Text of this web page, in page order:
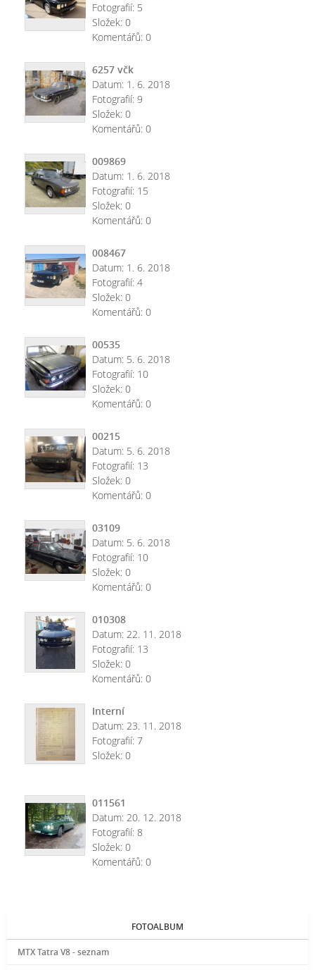
Fotografií: 5
Složek: 0
Komentářů: 0
6257 včk
Datum: 1. 6. 2018
Fotografií: 9
Složek: 0
Komentářů: 0
009869
Datum: 1. 6. 2018
Fotografií: 15
Složek: 0
Komentářů: 0
008467
Datum: 1. 6. 2018
Fotografií: 4
Složek: 0
Komentářů: 0
00535
Datum: 5. 6. 2018
Fotografií: 10
Složek: 0
Komentářů: 0
00215
Datum: 5. 6. 2018
Fotografií: 13
Složek: 0
Komentářů: 0
03109
Datum: 5. 6. 2018
Fotografií: 10
Složek: 0
Komentářů: 0
010308
Datum: 22. 11. 2018
Fotografií: 13
Složek: 0
Komentářů: 0
Interní
Datum: 23. 11. 2018
Fotografií: 7
Složek: 0
011561
Datum: 20. 12. 2018
Fotografií: 8
Složek: 0
Komentářů: 0
FOTOALBUM
MTX Tatra V8 - seznam